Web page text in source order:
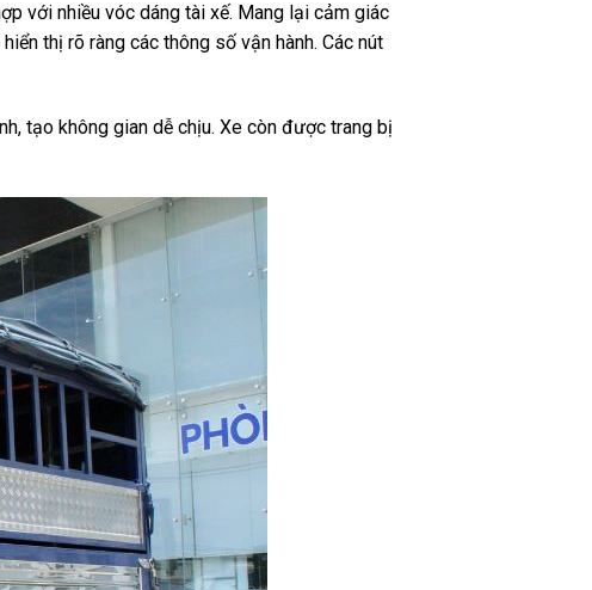
với nhiều vóc dáng tài xế. Mang lại cảm giác
thị rõ ràng các thông số vận hành. Các nút
tạo không gian dễ chịu. Xe còn được trang bị